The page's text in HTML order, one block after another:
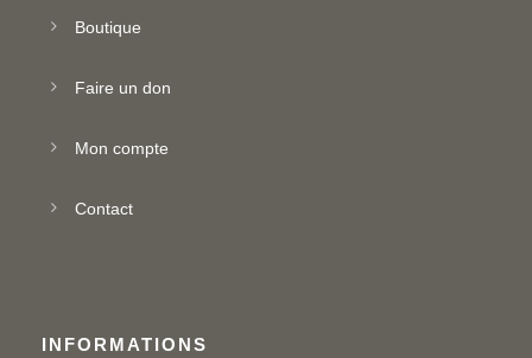
Boutique
Faire un don
Mon compte
Contact
INFORMATIONS